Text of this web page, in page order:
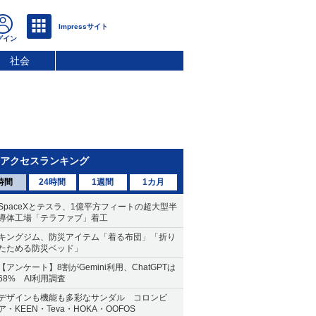
社会
アクセスランキング
間 24時間 1週間 1カ月
とテスラ、1億平方フィートの超大型半
体工場「テラファブ」着工
ングジム、防災アイテム「着る布団」「折り
ためる防災ベッド」
アンケート】8割がGemini利用、ChatGPTは
AI利用調査
ザインも機能も多彩なサンダル コロンビ
・KEEN・Teva・HOKA・OOFOS